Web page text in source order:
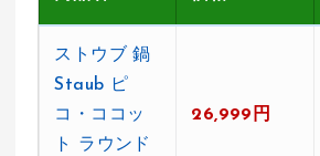
ストウブ 鍋
Staub ピ
コ・ココッ
ト ラウンド
26,999円